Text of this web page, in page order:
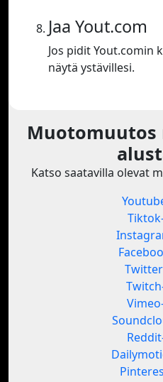
Jaa Yout.com
Jos pidit Yout.comin
näytä ystävillesi.
Muotomuutos
Katso saatavilla olevat